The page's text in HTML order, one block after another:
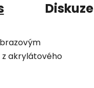
Diskuze
akrylátového